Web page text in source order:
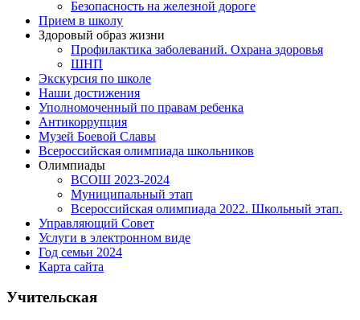
Безопасность на железной дороге
Прием в школу
Здоровый образ жизни
Профилактика заболеваний. Охрана здоровья
ШНП
Экскурсия по школе
Наши достижения
Уполномоченный по правам ребенка
Антикоррупция
Музей Боевой Славы
Всероссийская олимпиада школьников
Олимпиады
ВСОШ 2023-2024
Муниципальный этап
Всероссийская олимпиада 2022. Школьный этап.
Управляющий Совет
Услуги в электронном виде
Год семьи 2024
Карта сайта
Учительская